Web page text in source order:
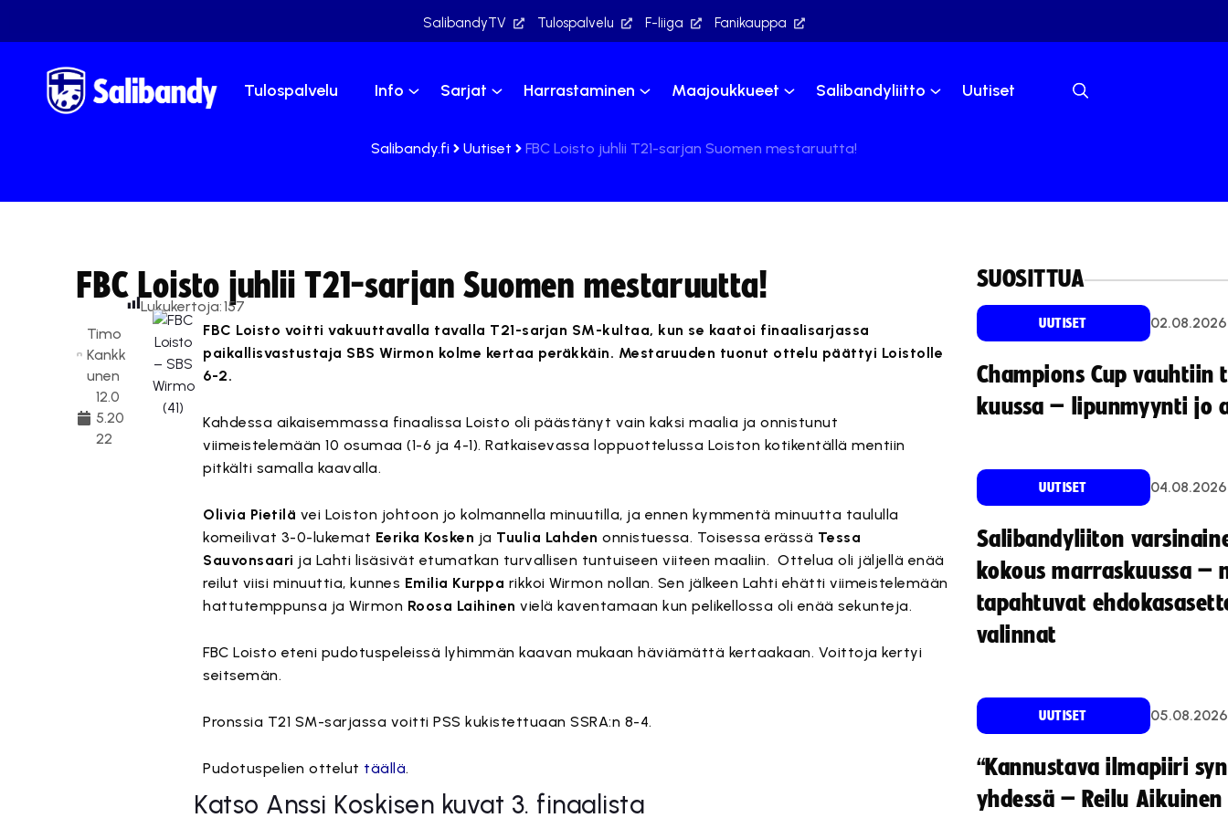
SalibandyTV Tulospalvelu F-liiga Fanikauppa
Tulospalvelu Info Sarjat Harrastaminen Maajoukkueet Salibandyliitto Uutiset
Salibandy.fi Uutiset FBC Loisto juhlii T21-sarjan Suomen mestaruutta!
FBC Loisto juhlii T21-sarjan Suomen mestaruutta!
Timo
Kankk
unen
12.0
5.20
22
Lukukertoja:157
FBC Loisto voitti vakuuttavalla tavalla T21-sarjan SM-kultaa, kun se kaatoi finaalisarjassa
paikallisvastustaja SBS Wirmon kolme kertaa peräkkäin. Mestaruuden tuonut ottelu päättyi Loistolle
6-2.
Kahdessa aikaisemmassa finaalissa Loisto oli päästänyt vain kaksi maalia ja onnistunut
viimeistelemään 10 osumaa (1-6 ja 4-1). Ratkaisevassa loppuottelussa Loiston kotikentällä mentiin
pitkälti samalla kaavalla.
Olivia Pietilä vei Loiston johtoon jo kolmannella minuutilla, ja ennen kymmentä minuutta taululla
komeilivat 3-0-lukemat Eerika Kosken ja Tuulia Lahden onnistuessa. Toisessa erässä Tessa
Sauvonsaari ja Lahti lisäsivät etumatkan turvallisen tuntuiseen viiteen maaliin. Ottelua oli jäljellä enää
reilut viisi minuuttia, kunnes Emilia Kurppa rikkoi Wirmon nollan. Sen jälkeen Lahti ehätti viimeistelemään
hattutemppunsa ja Wirmon Roosa Laihinen vielä kaventamaan kun pelikellossa oli enää sekunteja.
FBC Loisto eteni pudotuspeleissä lyhimmän kaavan mukaan häviämättä kertaakaan. Voittoja kertyi
seitsemän.
Pronssia T21 SM-sarjassa voitti PSS kukistettuaan SSRA:n 8-4.
Pudotuspelien ottelut täällä.
Katso Anssi Koskisen kuvat 3. finaalista
SUOSITTUA
UUTISET 02.08.2026
Champions Cup vauhtiin
kuussa – lipunmyynti jo
UUTISET 04.08.2026
Salibandyliiton
kokous marraskuussa –
tapahtuvat
valinnat
UUTISET 05.08.2026
“Kannustava ilmapiiri
yhdessä – Reilu